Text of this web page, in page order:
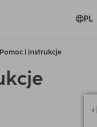
PL
Pomoc i instrukcje